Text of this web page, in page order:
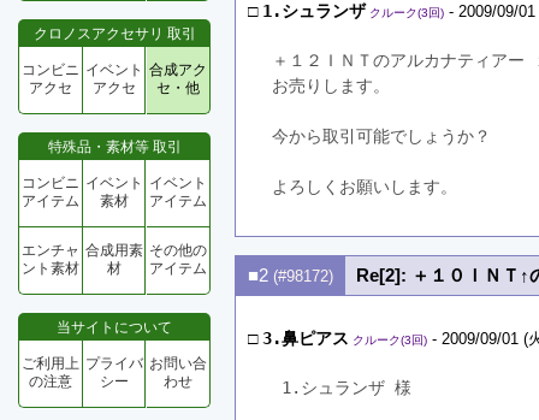
クロノスアクセサリ 取引
コンビニ
アクセ
イベント
アクセ
合成アク
セ・他
特殊品・素材等 取引
コンビニ
アイテム
イベント
素材
イベント
アイテム
エンチャ
ント素材
合成用素
材
その他の
アイテム
当サイトについて
ご利用上
の注意
プライバ
シー
お問い合
わせ
□ 1.シュランザ クルーク(3回) - 2009/09/
＋１２ＩＮＴのアルカナティアー
お売りします。
今から取引可能でしょうか？
よろしくお願いします。
■2 (#98172) Re[2]: ＋１０ＩＮＴ↑
□3.鼻ピアス クルーク(3回) - 2009/09/01 (
1.シュランザ 様